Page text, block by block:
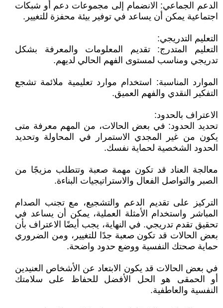
الدعم الجماعي: الانضمام إلى مجموعات دعم أو شبكات
اجتماعية يمكن أن يساعد في توفير بيئة محفزة للتغيير.
التعليم التدريجي:
التعليم المتدرج: تقديم المعلومات والمعرفة بشكل
تدريجي ومناسب لمستوى الفهم الحالي لديهم.
الموارد المناسبة: استخدام موارد تعليمية ملائمة تشجع
التفكير النقدي والفهم العميق.
الاعتراف بالحدود:
تحديد الحدود: في بعض الحالات، من المهم معرفة متى
يكون من غير المجدي الاستمرار في المحاولة وتحديد
الحدود الشخصية لحماية نفسك.
معالجة العناد قد تكون مهمة صعبة وتتطلب مزيجًا من
الصبر والتواصل الفعال والاستراتيجيات البناءة.
التركيز على تقديم الدعم والتشجيع، مع تجنب الصدام
المباشر واستخدام الأمثلة العملية، يمكن أن يساعد في
تحقيق تقدم تدريجي. في النهاية، يجب أيضًا الاعتراف بأن
بعض الحالات قد تكون صعبة جدًا للتغيير، ومن الضروري
حماية صحتك النفسية ووضع حدود واضحة.
في بعض الحالات قد يكون الابتعاد عن الأشخاص العنيدين
أو الحمقى هو الحل الأفضل للحفاظ على سلامتك
النفسية والعاطفية.